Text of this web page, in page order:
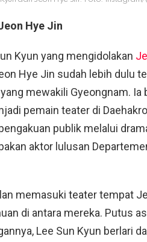
Hye Jin
Kyun yang mengidolakan
Hye Jin sudah lebih dulu
mewakili Gyeongnam. Ia
pemain teater di
publik melalui
aktor lulusan
memasuki teater tempat
di antara mereka. Putus
Lee Sun Kyun berlari